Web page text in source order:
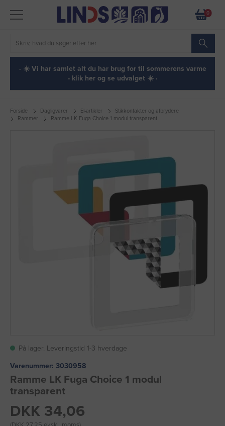
0
· ☀️ Vi har samlet alt du har brug for til sommerens varme
- klik her og se udvalget ☀️ ·
Forside Dagligvarer El-artikler
Stikkontakter og afbrydere
Rammer
Ramme LK Fuga Choice 1 modul transparent
På lager. Leveringstid 1-3 hverdage
Varenummer: 3030958
Ramme LK Fuga Choice 1 modul
transparent
DKK 34,06